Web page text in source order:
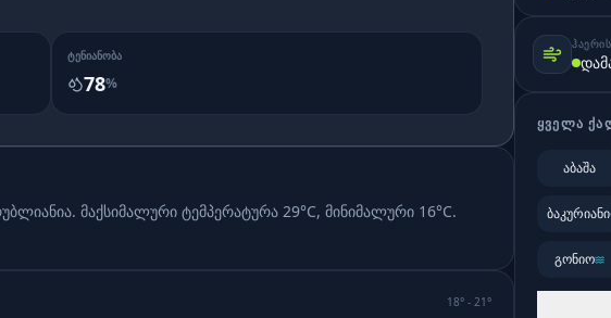
ᲢᲔᲜᲘᲐᲜᲝᲑᲐ
78%
მაქსიმალური ტემპერატურა 29°C, მინიმალური 16°C.
18° - 21°
ᲧᲕᲔᲚᲐ
აბაშა
ბაკურიანი
გონიო